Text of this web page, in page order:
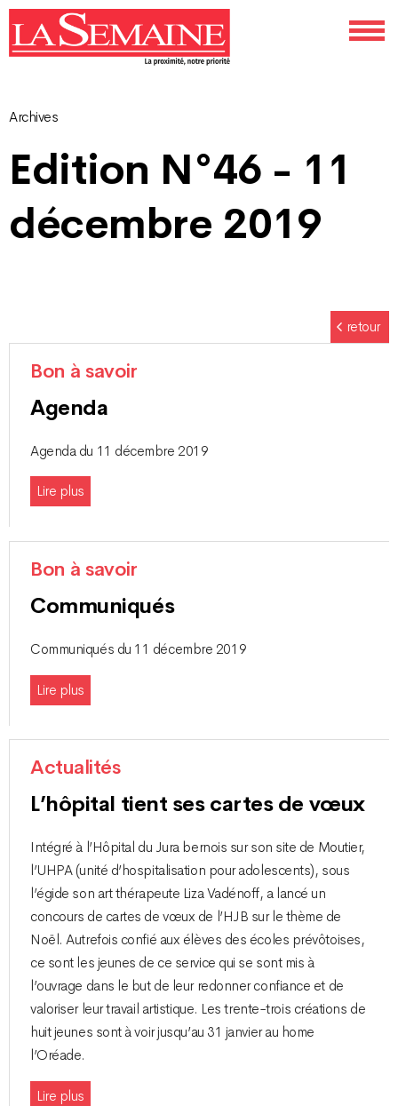
Archives
Edition N°46 - 11
décembre 2019
retour
Bon à savoir
Agenda
Agenda du 11 décembre 2019
Lire plus
Bon à savoir
Communiqués
Communiqués du 11 décembre 2019
Lire plus
Actualités
L’hôpital tient ses cartes de vœux
Intégré à l’Hôpital du Jura bernois sur son site de Moutier,
l’UHPA (unité d’hospitalisation pour adolescents), sous
l’égide son art thérapeute Liza Vadénoff, a lancé un
concours de cartes de vœux de l’HJB sur le thème de
Noël. Autrefois confié aux élèves des écoles prévôtoises,
ce sont les jeunes de ce service qui se sont mis à
l’ouvrage dans le but de leur redonner confiance et de
valoriser leur travail artistique. Les trente-trois créations de
huit jeunes sont à voir jusqu’au 31 janvier au home
l’Oréade.
Lire plus
Navigation
des
articles